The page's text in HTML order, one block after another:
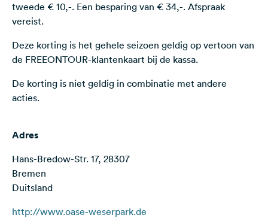
Volg
op
social
Facebook
tweede € 10,-. Een besparing van € 34,-. Afspraak
vereist.
Deze korting is het gehele seizoen geldig op vertoon van
de FREEONTOUR-klantenkaart bij de kassa.
De korting is niet geldig in combinatie met andere
acties.
Adres
Hans-Bredow-Str. 17, 28307
Bremen
Duitsland
http://www.oase-weserpark.de